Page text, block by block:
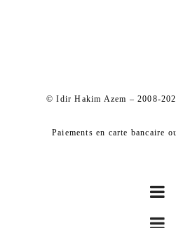
© Idir Hakim Azem – 2008-
Paiements en carte bancaire